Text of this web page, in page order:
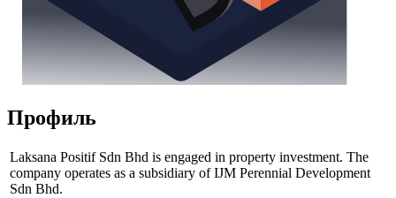
Профиль
Laksana Positif Sdn Bhd is engaged in property investment. The
company operates as a subsidiary of IJM Perennial Development
Sdn Bhd.